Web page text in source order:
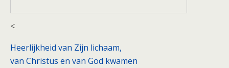
<
Heerlijkheid van Zijn lichaam,
van Christus en van God kwamen